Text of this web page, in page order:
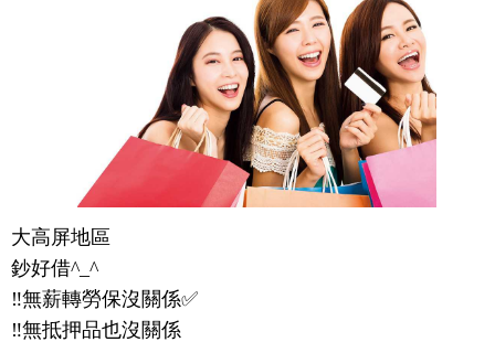
大高屏地區
鈔好借^_^
‼️無薪轉勞保沒關係✅
‼️無抵押品也沒關係